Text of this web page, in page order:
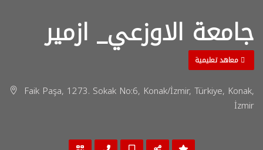
جامعة الاوزعي_ ازمير
معاهد تعليمية
Faik Paşa, 1273. Sokak No:6, Konak/İzmir, Türkiye, Konak,
İzmir